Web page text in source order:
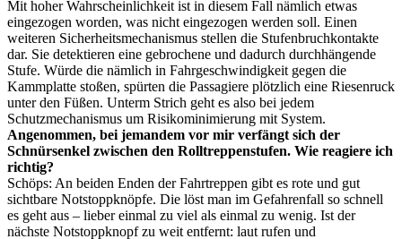
Mit hoher Wahrscheinlichkeit ist in diesem Fall nämlich etwas
eingezogen worden, was nicht eingezogen werden soll. Einen
weiteren Sicherheitsmechanismus stellen die Stufenbruchkontakte
dar. Sie detektieren eine gebrochene und dadurch durchhängende
Stufe. Würde die nämlich in Fahrgeschwindigkeit gegen die
Kammplatte stoßen, spürten die Passagiere plötzlich eine Riesenruck
unter den Füßen. Unterm Strich geht es also bei jedem
Schutzmechanismus um Risikominimierung mit System.
Angenommen, bei jemandem vor mir verfängt sich der
Schnürsenkel zwischen den Rolltreppenstufen. Wie reagiere ich
richtig?
Schöps: An beiden Enden der Fahrtreppen gibt es rote und gut
sichtbare Notstoppknöpfe. Die löst man im Gefahrenfall so schnell
es geht aus – lieber einmal zu viel als einmal zu wenig. Ist der
nächste Notstoppknopf zu weit entfernt: laut rufen und